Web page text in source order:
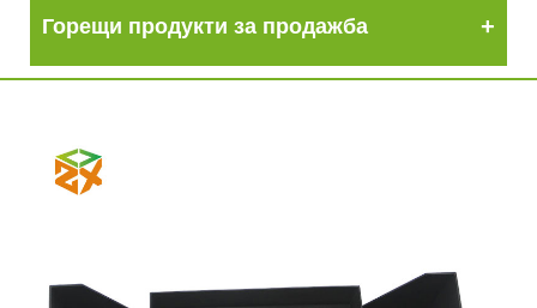
Горещи продукти за продажба